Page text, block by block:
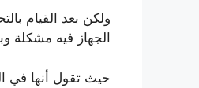
ولكن بعد القيام
الجهاز فيه مشكلة
حيث تقول أنها في